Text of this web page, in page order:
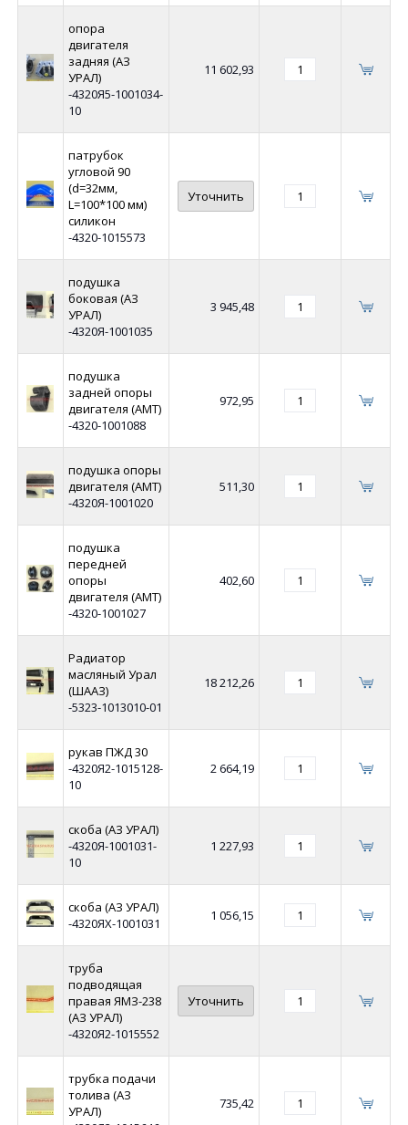
опора
двигателя
задняя (АЗ
УРАЛ)
-4320Я5-1001034-
10
11 602,93
патрубок
угловой 90
(d=32мм,
L=100*100 мм)
силикон
-4320-1015573
Уточнить
подушка
боковая (АЗ
УРАЛ)
-4320Я-1001035
3 945,48
подушка
задней опоры
двигателя (АМТ)
-4320-1001088
972,95
подушка опоры
двигателя (АМТ)
-4320Я-1001020
511,30
подушка
передней
опоры
двигателя (АМТ)
-4320-1001027
402,60
Радиатор
масляный Урал
(ШААЗ)
-5323-1013010-01
18 212,26
рукав ПЖД 30
-4320Я2-1015128-
10
2 664,19
скоба (АЗ УРАЛ)
-4320Я-1001031-
10
1 227,93
скоба (АЗ УРАЛ)
-4320ЯХ-1001031
1 056,15
труба
подводящая
правая ЯМЗ-238
(АЗ УРАЛ)
-4320Я2-1015552
Уточнить
трубка подачи
толива (АЗ
УРАЛ)
735,42